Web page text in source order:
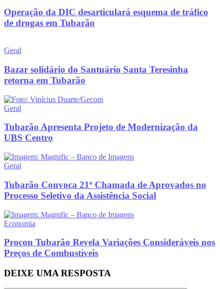
Operação da DIC desarticulará esquema de tráfico
de drogas em Tubarão
Geral
Bazar solidário do Santuário Santa Teresinha
retorna em Tubarão
Geral
Tubarão Apresenta Projeto de Modernização da
UBS Centro
Geral
Tubarão Convoca 21ª Chamada de Aprovados no
Processo Seletivo da Assistência Social
Economia
Procon Tubarão Revela Variações Consideráveis nos
Preços de Combustíveis
DEIXE UMA RESPOSTA